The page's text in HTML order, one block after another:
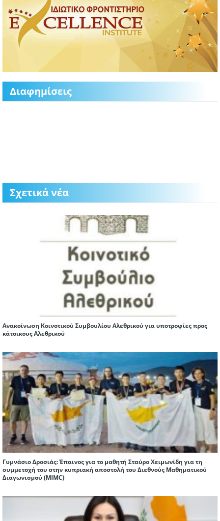
Διαφημίσεις
Σχετικά νέα
Ανακοίνωση Κοινοτικού Συμβουλίου Αλεθρικού για υποτροφίες προς
κάτοικους Αλεθρικού
Γυμνάσιο Δροσιάς: Έπαινος για το μαθητή Σταύρο Χειμωνίδη για τη
συμμετοχή του στην κυπριακή αποστολή του Διεθνούς Μαθηματικού
Διαγωνισμού (ΜIMC)